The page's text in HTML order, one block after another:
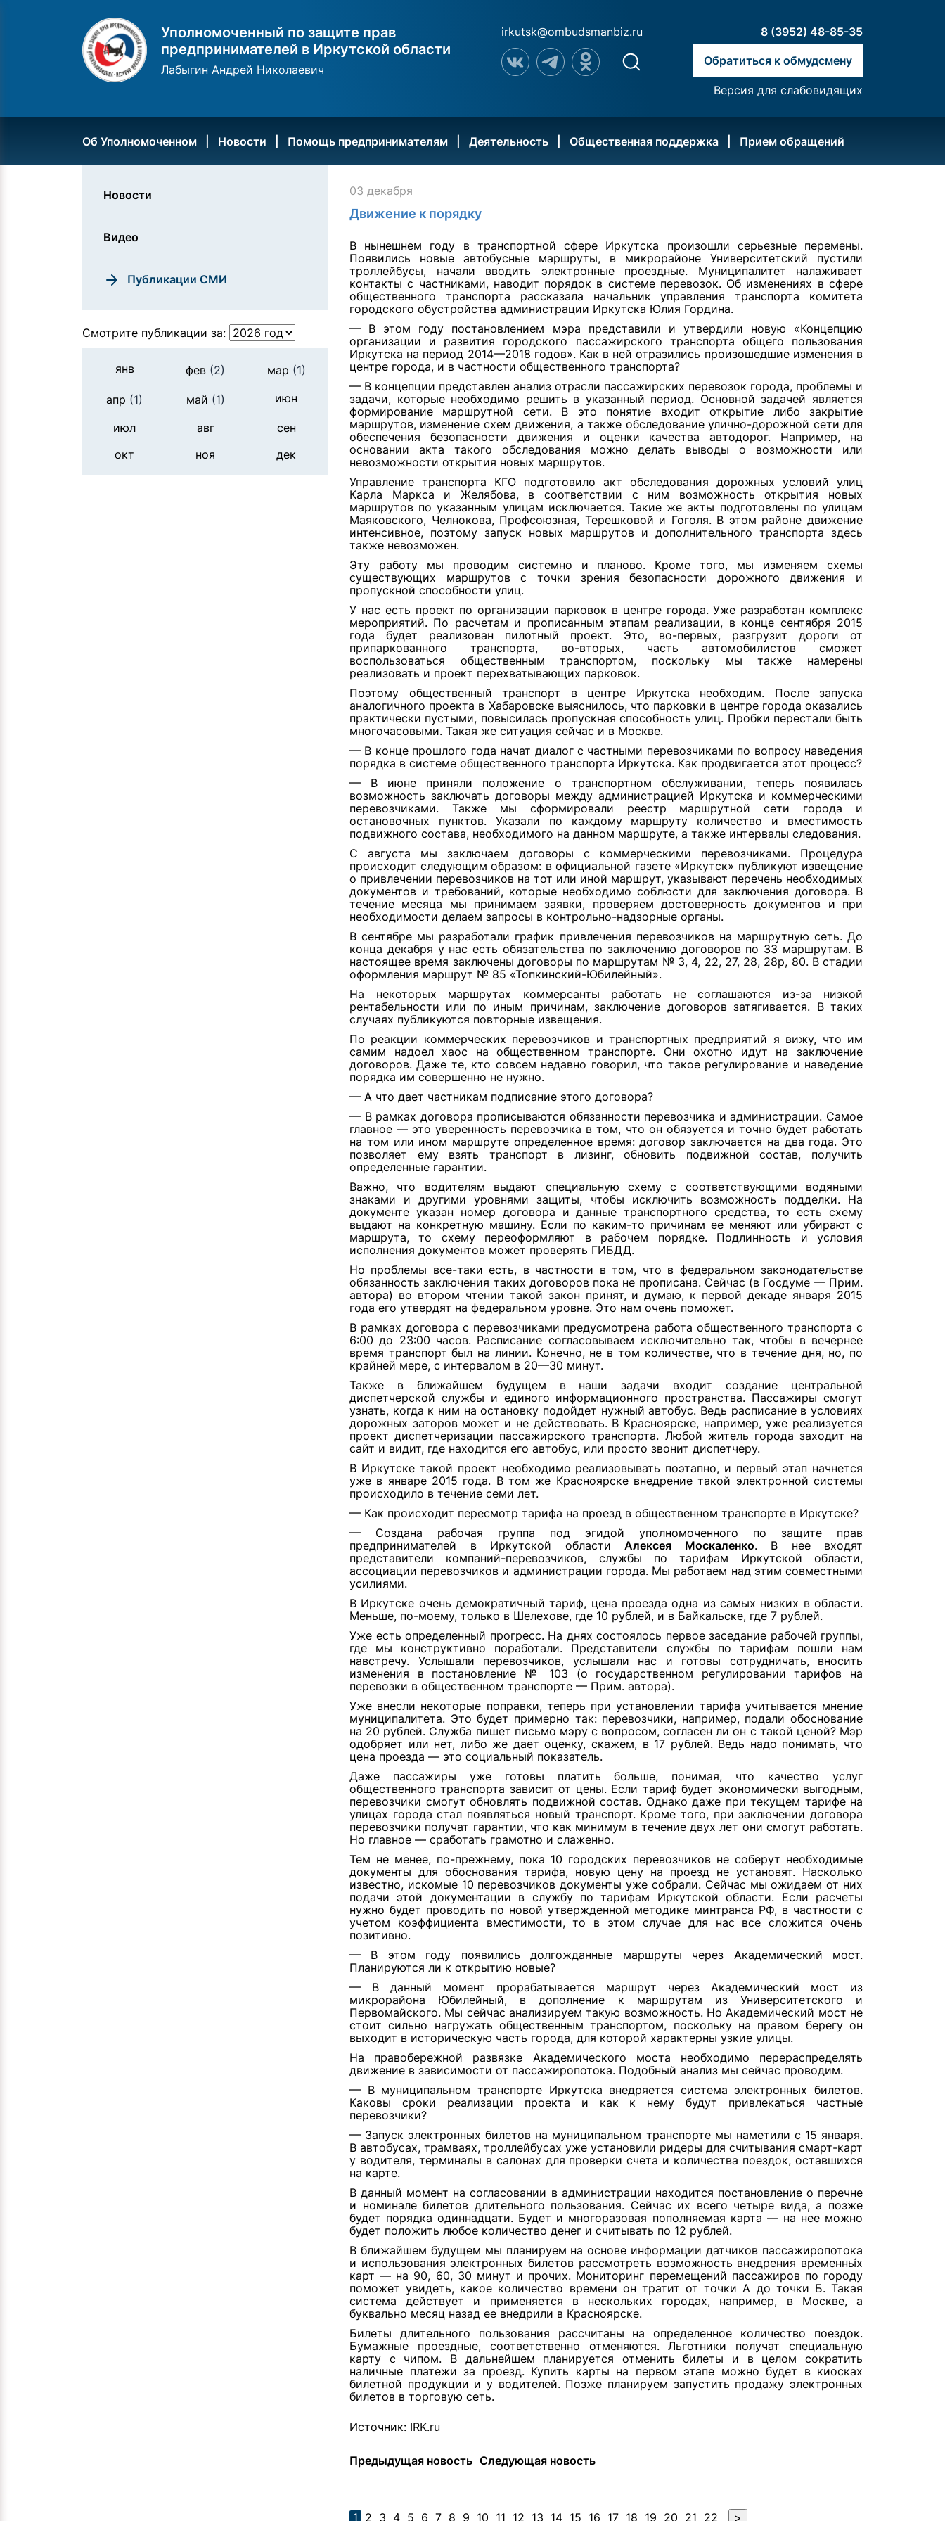
Уполномоченный по защите прав
предпринимателей в Иркутской области
Лабыгин Андрей Николаевич
irkutsk@ombudsmanbiz.ru 8 (3952) 48-85-35
Обратиться к обмудсмену
Версия для слабовидящих
Об Уполномоченном Новости Помощь предпринимателям Деятельность Общественная поддержка Прием обращений
Новости
Видео
Публикации СМИ
Смотрите публикации за:
янв фев (2) мар (1)
апр (1) май (1) июн
июл авг
сен
окт
ноя дек
03 декабря
Движение к порядку
В нынешнем году в транспортной сфере Иркутска произошли серьезные перемены.
Появились новые автобусные маршруты, в микрорайоне Университетский пустили
троллейбусы, начали вводить электронные проездные. Муниципалитет налаживает
контакты с частниками, наводит порядок в системе перевозок. Об изменениях в сфере
общественного транспорта рассказала начальник управления транспорта комитета
городского обустройства администрации Иркутска Юлия Гордина.
— В этом году постановлением мэра представили и утвердили новую «Концепцию
организации и развития городского пассажирского транспорта общего пользования
Иркутска на период 2014—2018 годов». Как в ней отразились произошедшие изменения в
центре города, и в частности общественного транспорта?
— В концепции представлен анализ отрасли пассажирских перевозок города, проблемы и
задачи, которые необходимо решить в указанный период. Основной задачей является
формирование маршрутной сети. В это понятие входит открытие либо закрытие
маршрутов, изменение схем движения, а также обследование улично-дорожной сети для
обеспечения безопасности движения и оценки качества автодорог. Например, на
основании акта такого обследования можно делать выводы о возможности или
невозможности открытия новых маршрутов.
Управление транспорта КГО подготовило акт обследования дорожных условий улиц
Карла Маркса и Желябова, в соответствии с ним возможность открытия новых
маршрутов по указанным улицам исключается. Такие же акты подготовлены по улицам
Маяковского, Челнокова, Профсоюзная, Терешковой и Гоголя. В этом районе движение
интенсивное, поэтому запуск новых маршрутов и дополнительного транспорта здесь
также невозможен.
Эту работу мы проводим системно и планово. Кроме того, мы изменяем схемы
существующих маршрутов с точки зрения безопасности дорожного движения и
пропускной способности улиц.
У нас есть проект по организации парковок в центре города. Уже разработан комплекс
мероприятий. По расчетам и прописанным этапам реализации, в конце сентября 2015
года будет реализован пилотный проект. Это, во-первых, разгрузит дороги от
припаркованного транспорта, во-вторых, часть автомобилистов сможет
воспользоваться общественным транспортом, поскольку мы также намерены
реализовать и проект перехватывающих парковок.
Поэтому общественный транспорт в центре Иркутска необходим. После запуска
аналогичного проекта в Хабаровске выяснилось, что парковки в центре города оказались
практически пустыми, повысилась пропускная способность улиц. Пробки перестали быть
многочасовыми. Такая же ситуация сейчас и в Москве.
— В конце прошлого года начат диалог с частными перевозчиками по вопросу наведения
порядка в системе общественного транспорта Иркутска. Как продвигается этот процесс?
— В июне приняли положение о транспортном обслуживании, теперь появилась
возможность заключать договоры между администрацией Иркутска и коммерческими
перевозчиками. Также мы сформировали реестр маршрутной сети города и
остановочных пунктов. Указали по каждому маршруту количество и вместимость
подвижного состава, необходимого на данном маршруте, а также интервалы следования.
С августа мы заключаем договоры с коммерческими перевозчиками. Процедура
происходит следующим образом: в официальной газете «Иркутск» публикуют извещение
о привлечении перевозчиков на тот или иной маршрут, указывают перечень необходимых
документов и требований, которые необходимо соблюсти для заключения договора. В
течение месяца мы принимаем заявки, проверяем достоверность документов и при
необходимости делаем запросы в контрольно-надзорные органы.
В сентябре мы разработали график привлечения перевозчиков на маршрутную сеть. До
конца декабря у нас есть обязательства по заключению договоров по 33 маршрутам. В
настоящее время заключены договоры по маршрутам № 3, 4, 22, 27, 28, 28р, 80. В стадии
оформления маршрут № 85 «Топкинский-Юбилейный».
На некоторых маршрутах коммерсанты работать не соглашаются из-за низкой
рентабельности или по иным причинам, заключение договоров затягивается. В таких
случаях публикуются повторные извещения.
По реакции коммерческих перевозчиков и транспортных предприятий я вижу, что им
самим надоел хаос на общественном транспорте. Они охотно идут на заключение
договоров. Даже те, кто совсем недавно говорил, что такое регулирование и наведение
порядка им совершенно не нужно.
— А что дает частникам подписание этого договора?
— В рамках договора прописываются обязанности перевозчика и администрации. Самое
главное — это уверенность перевозчика в том, что он обязуется и точно будет работать
на том или ином маршруте определенное время: договор заключается на два года. Это
позволяет ему взять транспорт в лизинг, обновить подвижной состав, получить
определенные гарантии.
Важно, что водителям выдают специальную схему с соответствующими водяными
знаками и другими уровнями защиты, чтобы исключить возможность подделки. На
документе указан номер договора и данные транспортного средства, то есть схему
выдают на конкретную машину. Если по каким-то причинам ее меняют или убирают с
маршрута, то схему переоформляют в рабочем порядке. Подлинность и условия
исполнения документов может проверять ГИБДД.
Но проблемы все-таки есть, в частности в том, что в федеральном законодательстве
обязанность заключения таких договоров пока не прописана. Сейчас (в Госдуме — Прим.
автора) во втором чтении такой закон принят, и думаю, к первой декаде января 2015
года его утвердят на федеральном уровне. Это нам очень поможет.
В рамках договора с перевозчиками предусмотрена работа общественного транспорта с
6:00 до 23:00 часов. Расписание согласовываем исключительно так, чтобы в вечернее
время транспорт был на линии. Конечно, не в том количестве, что в течение дня, но, по
крайней мере, с интервалом в 20—30 минут.
Также в ближайшем будущем в наши задачи входит создание центральной
диспетчерской службы и единого информационного пространства. Пассажиры смогут
узнать, когда к ним на остановку подойдет нужный автобус. Ведь расписание в условиях
дорожных заторов может и не действовать. В Красноярске, например, уже реализуется
проект диспетчеризации пассажирского транспорта. Любой житель города заходит на
сайт и видит, где находится его автобус, или просто звонит диспетчеру.
В Иркутске такой проект необходимо реализовывать поэтапно, и первый этап начнется
уже в январе 2015 года. В том же Красноярске внедрение такой электронной системы
происходило в течение семи лет.
— Как происходит пересмотр тарифа на проезд в общественном транспорте в Иркутске?
— Создана рабочая группа под эгидой уполномоченного по защите прав
предпринимателей в Иркутской области Алексея Москаленко. В нее входят
представители компаний-перевозчиков, службы по тарифам Иркутской области,
ассоциации перевозчиков и администрации города. Мы работаем над этим совместными
усилиями.
В Иркутске очень демократичный тариф, цена проезда одна из самых низких в области.
Меньше, по-моему, только в Шелехове, где 10 рублей, и в Байкальске, где 7 рублей.
Уже есть определенный прогресс. На днях состоялось первое заседание рабочей группы,
где мы конструктивно поработали. Представители службы по тарифам пошли нам
навстречу. Услышали перевозчиков, услышали нас и готовы сотрудничать, вносить
изменения в постановление № 103 (о государственном регулировании тарифов на
перевозки в общественном транспорте — Прим. автора).
Уже внесли некоторые поправки, теперь при установлении тарифа учитывается мнение
муниципалитета. Это будет примерно так: перевозчики, например, подали обоснование
на 20 рублей. Служба пишет письмо мэру с вопросом, согласен ли он с такой ценой? Мэр
одобряет или нет, либо же дает оценку, скажем, в 17 рублей. Ведь надо понимать, что
цена проезда — это социальный показатель.
Даже пассажиры уже готовы платить больше, понимая, что качество услуг
общественного транспорта зависит от цены. Если тариф будет экономически выгодным,
перевозчики смогут обновлять подвижной состав. Однако даже при текущем тарифе на
улицах города стал появляться новый транспорт. Кроме того, при заключении договора
перевозчики получат гарантии, что как минимум в течение двух лет они смогут работать.
Но главное — сработать грамотно и слаженно.
Тем не менее, по-прежнему, пока 10 городских перевозчиков не соберут необходимые
документы для обоснования тарифа, новую цену на проезд не установят. Насколько
известно, искомые 10 перевозчиков документы уже собрали. Сейчас мы ожидаем от них
подачи этой документации в службу по тарифам Иркутской области. Если расчеты
нужно будет проводить по новой утвержденной методике минтранса РФ, в частности с
учетом коэффициента вместимости, то в этом случае для нас все сложится очень
позитивно.
— В этом году появились долгожданные маршруты через Академический мост.
Планируются ли к открытию новые?
— В данный момент прорабатывается маршрут через Академический мост из
микрорайона Юбилейный, в дополнение к маршрутам из Университетского и
Первомайского. Мы сейчас анализируем такую возможность. Но Академический мост не
стоит сильно нагружать общественным транспортом, поскольку на правом берегу он
выходит в историческую часть города, для которой характерны узкие улицы.
На правобережной развязке Академического моста необходимо перераспределять
движение в зависимости от пассажиропотока. Подобный анализ мы сейчас проводим.
— В муниципальном транспорте Иркутска внедряется система электронных билетов.
Каковы сроки реализации проекта и как к нему будут привлекаться частные
перевозчики?
— Запуск электронных билетов на муниципальном транспорте мы наметили с 15 января.
В автобусах, трамваях, троллейбусах уже установили ридеры для считывания смарт-карт
у водителя, терминалы в салонах для проверки счета и количества поездок, оставшихся
на карте.
В данный момент на согласовании в администрации находится постановление о перечне
и номинале билетов длительного пользования. Сейчас их всего четыре вида, а позже
будет порядка одиннадцати. Будет и многоразовая пополняемая карта — на нее можно
будет положить любое количество денег и считывать по 12 рублей.
В ближайшем будущем мы планируем на основе информации датчиков пассажиропотока
и использования электронных билетов рассмотреть возможность внедрения временны́х
карт — на 90, 60, 30 минут и прочих. Мониторинг перемещений пассажиров по городу
поможет увидеть, какое количество времени он тратит от точки А до точки Б. Такая
система действует и применяется в нескольких городах, например, в Москве, а
буквально месяц назад ее внедрили в Красноярске.
Билеты длительного пользования рассчитаны на определенное количество поездок.
Бумажные проездные, соответственно отменяются. Льготники получат специальную
карту с чипом. В дальнейшем планируется отменить билеты и в целом сократить
наличные платежи за проезд. Купить карты на первом этапе можно будет в киосках
билетной продукции и у водителей. Позже планируем запустить продажу электронных
билетов в торговую сеть.
Источник: IRK.ru
Предыдущая новость Следующая новость
1 2 3 4 5 6 7 8 9 10 11 12 13 14 15 16 17 18 19 20 21 22 >